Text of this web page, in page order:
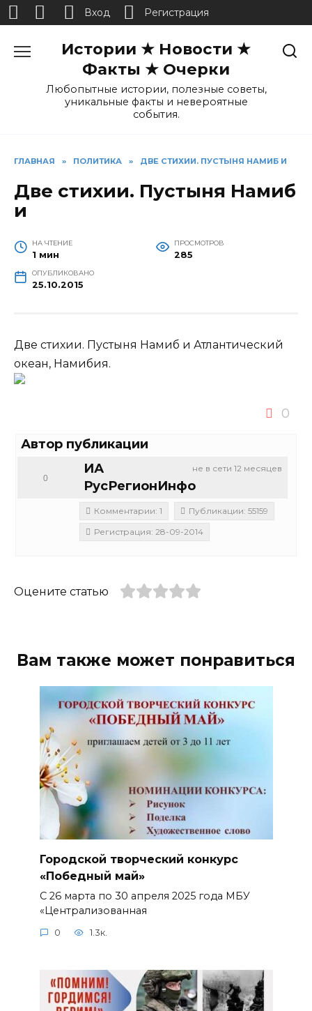
Истории ★ Новости ★
Факты ★ Очерки
Любопытные истории, полезные советы,
уникальные факты и невероятные
события.
ГЛАВНАЯ » ПОЛИТИКА » ДВЕ СТИХИИ. ПУСТЫНЯ НАМИБ И
Две стихии. Пустыня Намиб
и
НА ЧТЕНИЕ
1 мин
ПРОСМОТРОВ
285
ОПУБЛИКОВАНО
25.10.2015
Две стихии. Пустыня Намиб и Атлантический
океан, Намибия.
0
Автор публикации
не в сети 12 месяцев
ИА
РусРегионИнфо
0
Комментарии: 1
Публикации: 55159
Регистрация: 28-09-2014
Оцените статью
Вам также может понравиться
Городской творческий конкурс
«Победный май»
С 26 марта по 30 апреля 2025 года МБУ
«Централизованная
0 1.3к.
Вход Регистрация